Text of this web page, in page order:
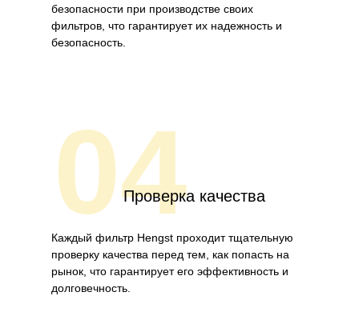
безопасности при производстве своих
фильтров, что гарантирует их надежность и
безопасность.
04Проверка качества
Каждый фильтр Hengst проходит тщательную
проверку качества перед тем, как попасть на
рынок, что гарантирует его эффективность и
долговечность.